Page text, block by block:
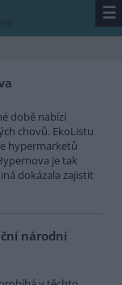
☰
době nabízí
chovů. EkoListu
hypermarketů
je tak
dokázala zajistit
národní